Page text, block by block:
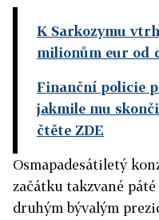
K Sarkozymu
milionům eur od
Finanční policie
jakmile mu
čtěte ZDE
Osmapadesátiletý
začátku takzvané
druhým bývalým